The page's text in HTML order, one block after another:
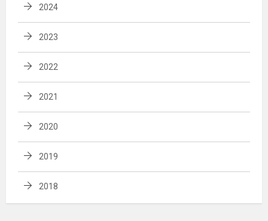
2024
2023
2022
2021
2020
2019
2018